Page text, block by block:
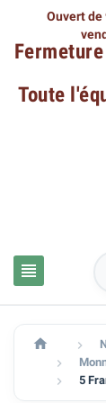
Ouvert de
Toute

 

 5